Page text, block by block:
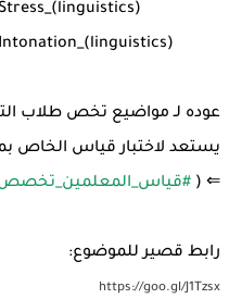
عوده لـ مواضيع تخص طلاب
يستعد لاختبار قياس الخاص
⇐ (
رابط قصير للموضوع:
https://goo.gl/J1Tzsx